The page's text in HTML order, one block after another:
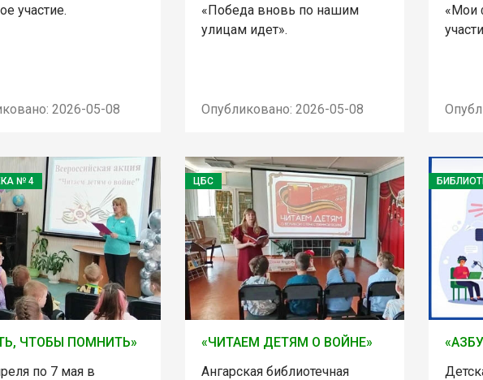
участие.
2026-05-08
«Победа вновь по нашим
улицам идет».
Опубликовано: 2026-05-08
«Мои
№ 4
ЧТОБЫ ПОМНИТЬ»
по 7 мая в
ЦБС
«ЧИТАЕМ ДЕТЯМ О ВОЙНЕ»
Ангарская библиотечная